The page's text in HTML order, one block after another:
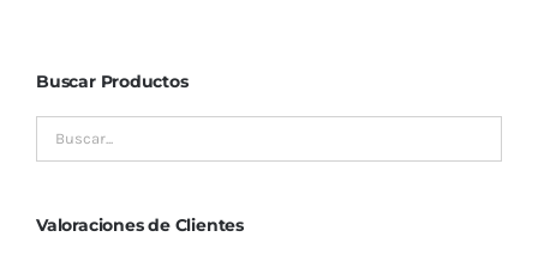
Buscar Productos
Valoraciones de Clientes